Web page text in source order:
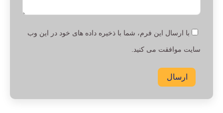
با ارسال این فرم، شما با ذخیره داده های خود در این وب
سایت موافقت می کنید.
ارسال